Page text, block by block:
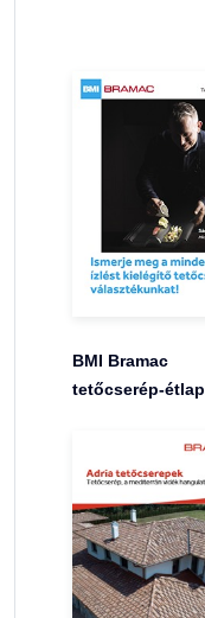
BMI Bramac
tetőcserép-étlap